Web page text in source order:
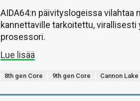
AIDA64:n päivityslogeissa
kannettaville tarkoitettu, virallisesti
prosessori.
Lue lisää
8th gen Core 9th gen Core Cannon Lake